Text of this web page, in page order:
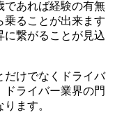
であれば経験の有無
乗ることが出来ます
に繋がることが見込
だけでなくドライバ
ドライバー業界の門
ます。